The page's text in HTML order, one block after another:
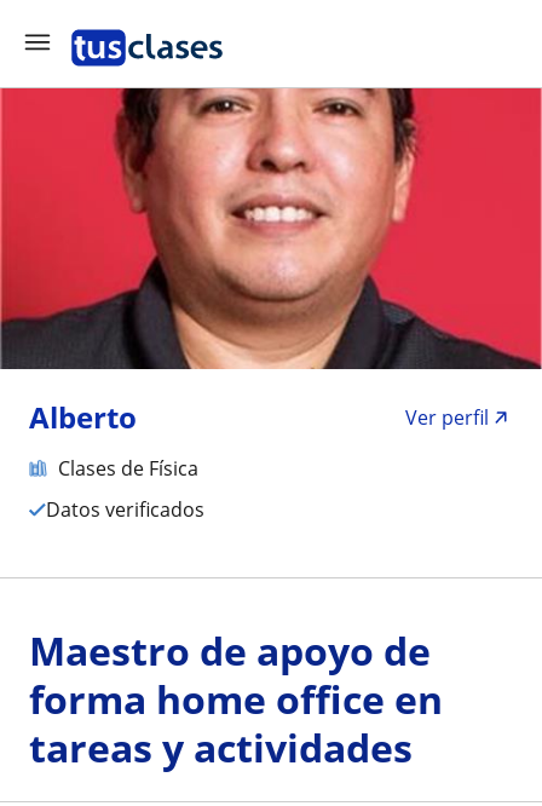
Alberto
Ver perfil
Clases de Física
Datos verificados
Maestro de apoyo de
forma home office en
tareas y actividades